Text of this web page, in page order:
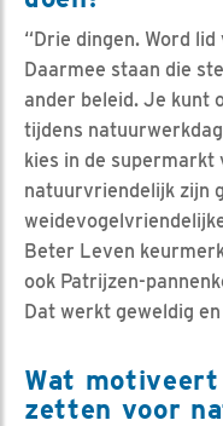
“Drie dingen. Word
Daarmee staan die
ander beleid. Je kunt
tijdens
kies in de supermarkt
natuurvriendelijk zijn
Beter Leven
ook Patrijzen-
Dat werkt geweldig
Wat
zetten voor